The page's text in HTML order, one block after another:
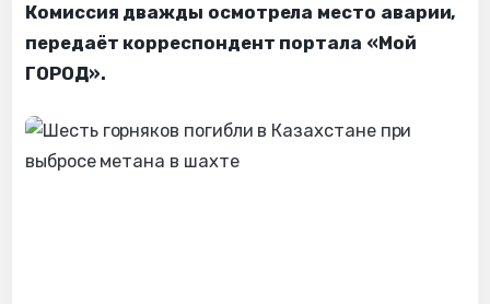
Комиссия дважды осмотрела место аварии,
передаёт корреспондент портала «Мой
ГОРОД».